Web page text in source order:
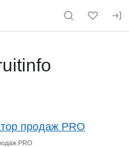
fruitinfo.ru
продаж PRO
PRO